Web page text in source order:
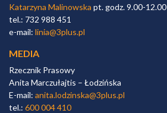
Katarzyna Malinowska pt. godz. 9.00-12.00
tel.: 732 988 451
e-mail: linia@3plus.pl
MEDIA
Rzecznik Prasowy
Anita Marczułajtis – Łodzińska
E-mail: anita.lodzinska@3plus.pl
tel.: 600 004 410